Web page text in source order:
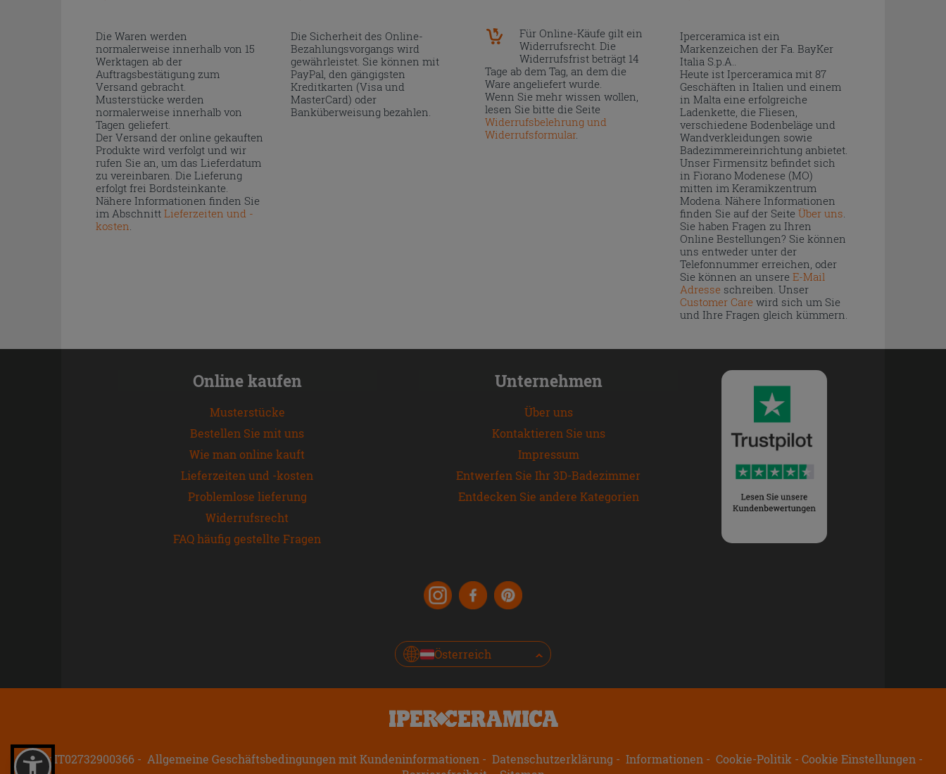
Die Waren werden
normalerweise innerhalb von 15
Werktagen ab der
Auftragsbestätigung zum
Versand gebracht.
Musterstücke werden
normalerweise innerhalb von
Tagen geliefert.
Der Versand der online gekauften
Produkte wird verfolgt und wir
rufen Sie an, um das Lieferdatum
zu vereinbaren. Die Lieferung
erfolgt frei Bordsteinkante.
Nähere Informationen finden Sie
im Abschnitt Lieferzeiten und -
kosten.
Die Sicherheit des Online-
Bezahlungsvorgangs wird
gewährleistet. Sie können mit
PayPal, den gängigsten
Kreditkarten (Visa und
MasterCard) oder
Banküberweisung bezahlen.
Für Online-Käufe gilt ein
Widerrufsrecht. Die
Widerrufsfrist beträgt 14
Tage ab dem Tag, an dem die
Ware angeliefert wurde.
Wenn Sie mehr wissen wollen,
lesen Sie bitte die Seite
Widerrufsbelehrung und
Widerrufsformular.
Iperceramica ist ein
Markenzeichen der Fa. BayKer
Italia S.p.A..
Heute ist Iperceramica mit 87
Geschäften in Italien und einem
in Malta eine erfolgreiche
Ladenkette, die Fliesen,
verschiedene Bodenbeläge und
Wandverkleidungen sowie
Badezimmereinrichtung anbietet.
Unser Firmensitz befindet sich
in Fiorano Modenese (MO)
mitten im Keramikzentrum
Modena. Nähere Informationen
finden Sie auf der Seite Über uns.
Sie haben Fragen zu Ihren
Online Bestellungen? Sie können
uns entweder unter der
Telefonnummer erreichen, oder
Sie können an unsere E-Mail
Adresseschreiben. Unser
Customer Carewird sich um Sie
und Ihre Fragen gleich kümmern.
Online kaufen
Musterstücke
Bestellen Sie mit uns
Wie man online kauft
Lieferzeiten und -kosten
Problemlose lieferung
Widerrufsrecht
FAQ häufig gestellte Fragen
Unternehmen
Über uns
Kontaktieren Sie uns
Impressum
Entwerfen Sie Ihr 3D-Badezimmer
Entdecken Sie andere Kategorien
Österreich
P.IVA: IT02732900366 Allgemeine Geschäftsbedingungen mit Kundeninformationen Datenschutzerklärung Informationen Cookie-Politik
Cookie Einstellungen